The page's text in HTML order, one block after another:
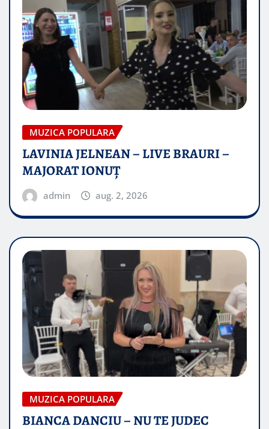
MUZICA POPULARA
LAVINIA JELNEAN – LIVE BRAURI –
MAJORAT IONUŢ
admin aug. 2, 2026
MUZICA POPULARA
BIANCA DANCIU – NU TE JUDEC